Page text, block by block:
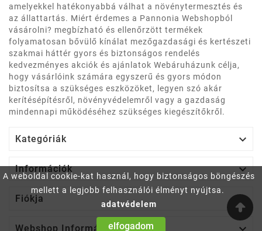
A weboldal cookie-kat használ, hogy biztonságos böngészés
mellett a legjobb felhasználói élményt nyújtsa.
adatvédelem
elfogadom
amelyekkel hatékonyabbá válhat a növénytermesztés és
az állattartás. Miért érdemes a Pannonia Webshopból
vásárolni? megbízható és ellenőrzött termékek
folyamatosan bővülő kínálat mezőgazdasági és kertészeti
szakmai háttér gyors és biztonságos rendelés
kedvezményes akciók és ajánlatok Webáruházunk célja,
hogy vásárlóink számára egyszerű és gyors módon
biztosítsa a szükséges eszközöket, legyen szó akár
kerítésépítésről, növényvédelemről vagy a gazdaság
mindennapi működéséhez szükséges kiegészítőkről.
Kategóriák 
Információk 
Fiókja 
Webshop Információ